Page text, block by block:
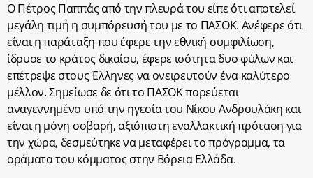
Ο Πέτρος Παππάς από την πλευρά του είπε ότι αποτελεί
μεγάλη τιμή η συμπόρευσή του με το ΠΑΣΟΚ. Ανέφερε ότι
είναι η παράταξη που έφερε την εθνική συμφιλίωση,
ίδρυσε το κράτος δικαίου, έφερε ισότητα δυο φύλων και
επέτρεψε στους Έλληνες να ονειρευτούν ένα καλύτερο
μέλλον. Σημείωσε δε ότι το ΠΑΣΟΚ πορεύεται
αναγεννημένο υπό την ηγεσία του Νίκου Ανδρουλάκη και
είναι η μόνη σοβαρή, αξιόπιστη εναλλακτική πρόταση για
την χώρα, δεσμεύτηκε να μεταφέρει το πρόγραμμα, τα
οράματα του κόμματος στην Βόρεια Ελλάδα.